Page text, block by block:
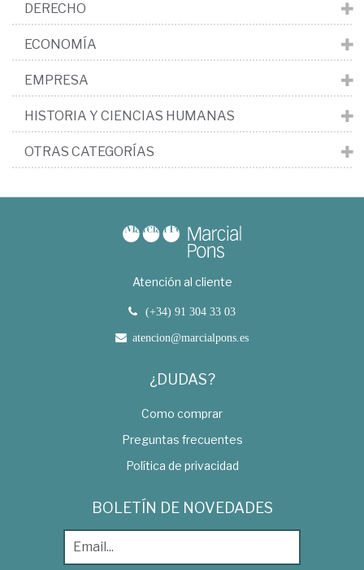
DERECHO
ECONOMÍA
EMPRESA
HISTORIA Y CIENCIAS HUMANAS
OTRAS CATEGORÍAS
Atención al cliente
(+34) 91 304 33 03
atencion@marcialpons.es
¿DUDAS?
Como comprar
Preguntas frecuentes
Política de privacidad
BOLETÍN DE NOVEDADES